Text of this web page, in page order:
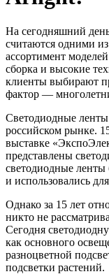
На сегодняшний
считаются одними
ассортимент
сборка и высокие
клиенты выбирают
фактор —
Светодиодные
российском рынке.
выставке
представлены
светодиодные
и использовались
Однако за 15 лет
никто не
Сегодня
как основного
разноцветной
подсветки растений.